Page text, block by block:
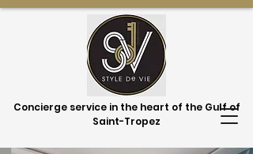
Concierge service in the heart of the Gulf of
Saint-Tropez